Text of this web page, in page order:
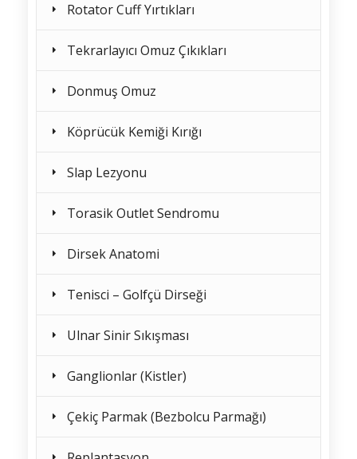
Rotator Cuff Yırtıkları
Tekrarlayıcı Omuz Çıkıkları
Donmuş Omuz
Köprücük Kemiği Kırığı
Slap Lezyonu
Torasik Outlet Sendromu
Dirsek Anatomi
Tenisci – Golfçü Dirseği
Ulnar Sinir Sıkışması
Ganglionlar (Kistler)
Çekiç Parmak (Bezbolcu Parmağı)